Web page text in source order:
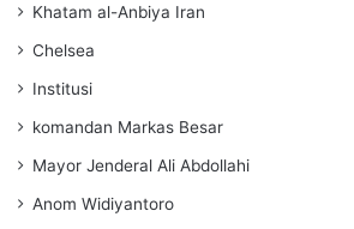
Khatam al-Anbiya Iran
Chelsea
Institusi
komandan Markas Besar
Mayor Jenderal Ali Abdollahi
Anom Widiyantoro